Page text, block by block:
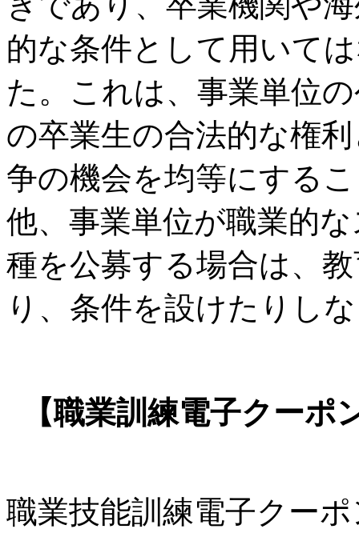
的な条件として用いて
た。これは、事業単位
の卒業生の合法的な権
争の機会を均等にする
他、事業単位が職業的
種を公募する場合は、
り、条件を設けたりし
【職業訓練電子クーポ
職業技能訓練電子クー